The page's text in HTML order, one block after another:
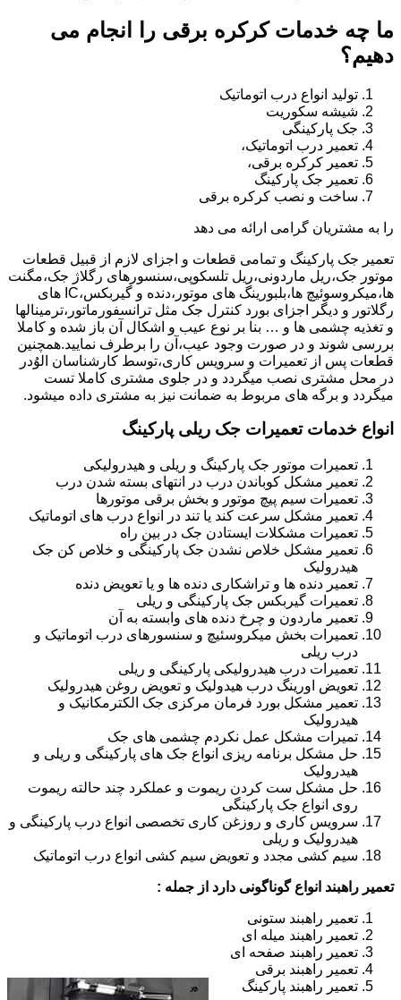
ما چه خدمات کرکره برقی را انجام می
دهیم؟
تولید انواع درب اتوماتیک
شیشه سکوریت
جک پارکینگی
تعمیر درب اتوماتیک،
تعمیر کرکره برقی،
تعمیر جک پارکینگ
ساخت و نصب کرکره برقی
را به مشتریان گرامی ارائه می دهد
تعمیر جک پارکینگ و تمامی قطعات و اجزای لازم از قبیل قطعات
موتور جک،ریل ماردونی،ریل تلسکوپی،سنسورهای رگلاژ جک،مگنت
ها،میکروسوئیچ ها،بلبورینگ های موتور،دنده و گیربکس،IC های
رگلاتور و دیگر اجزای بورد کنترل جک مثل ترانسفورماتور،ترمینالها
و تغذیه چشمی ها و … بنا بر نوع عیب و اشکال آن باز شده و کاملا
بررسی شوند و در صورت وجود عیب،آن را برطرف نمایید.همچنین
قطعات پس از تعمیرات و سرویس کاری،توسط کارشناسان الوُدر
در محل مشتری نصب میگردد و در جلوی مشتری کاملا تست
میگردد و برگه های مربوط به ضمانت نیز به مشتری داده میشود.
انواع خدمات تعمیرات جک ریلی پارکینگ
تعمیرات موتور جک پارکینگ و ریلی و هیدرولیکی
تعمیر مشکل کوباندن درب در انتهای بسته شدن درب
تعمیرات سیم پیچ موتور و بخش برقی موتورها
تعمیر مشکل سرعت کند یا تند در انواع درب های اتوماتیک
تعمیرات مشکلات ایستادن جک در بین راه
تعمیر مشکل خلاص نشدن جک پارکینگی و خلاص کن جک
هیدرولیک
تعمیر دنده ها و تراشکاری دنده ها و یا تعویض دنده
تعمیرات گیربکس جک پارکینگی و ریلی
تعمیر ماردون و چرخ دنده های وابسته به آن
تعمیرات بخش میکروسئیچ و سنسورهای درب اتوماتیک و
درب ریلی
تعمیرات درب هیدرولیکی پارکینگی و ریلی
تعویض اورینگ درب هیدولیک و تعویض روغن هیدرولیک
تعمیر مشکل بورد فرمان مرکزی جک الکترمکانیک و
هیدرولیک
تمیرات مشکل عمل نکردم چشمی های جک
حل مشکل برنامه ریزی انواع جک های پارکینگی و ریلی و
هیدرولیک
حل مشکل ست کردن ریموت و عملکرد چند حالته ریموت
روی انواع جک پارکینگی
سرویس کاری و روزغن کاری تخصصی انواع درب پارکینگی و
هیدرولیک و ریلی
سیم کشی مجدد و تعویض سیم کشی انواع درب اتوماتیک
تعمیر راهبند انواع گوناگونی دارد از جمله :
تعمیر راهبند ستونی
تعمیر راهبند میله ای
تعمیر راهبند صفحه ای
تعمیر راهبند برقی
تعمیر راهبند پارکینگ